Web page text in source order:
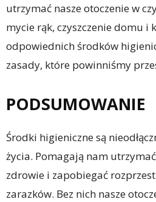
utrzymać nasze otoczenie w
mycie rąk, czyszczenie domu i
odpowiednich środków
zasady, które powinniśmy
PODSUMOWANIE
Środki higieniczne są
życia. Pomagają nam
zdrowie i zapobiegać
zarazków. Bez nich nasze